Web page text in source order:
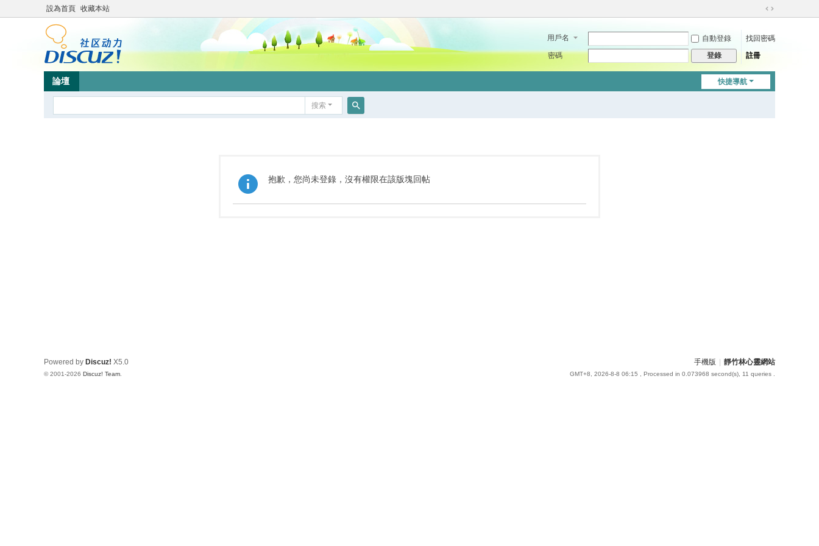
設為首頁 收藏本站
切
到
用戶名 自動登錄
找回密碼
密碼
登錄 註冊
快捷導航
論壇
搜索
抱歉，您尚未登錄，沒有權限在該版塊回帖
手機版 靜竹林心靈網站
GMT+8, 2026-8-8 06:15 , Processed in 0.073968 second(s), 11 queries .
Powered by Discuz! X5.0
© 2001-2026 Discuz! Team